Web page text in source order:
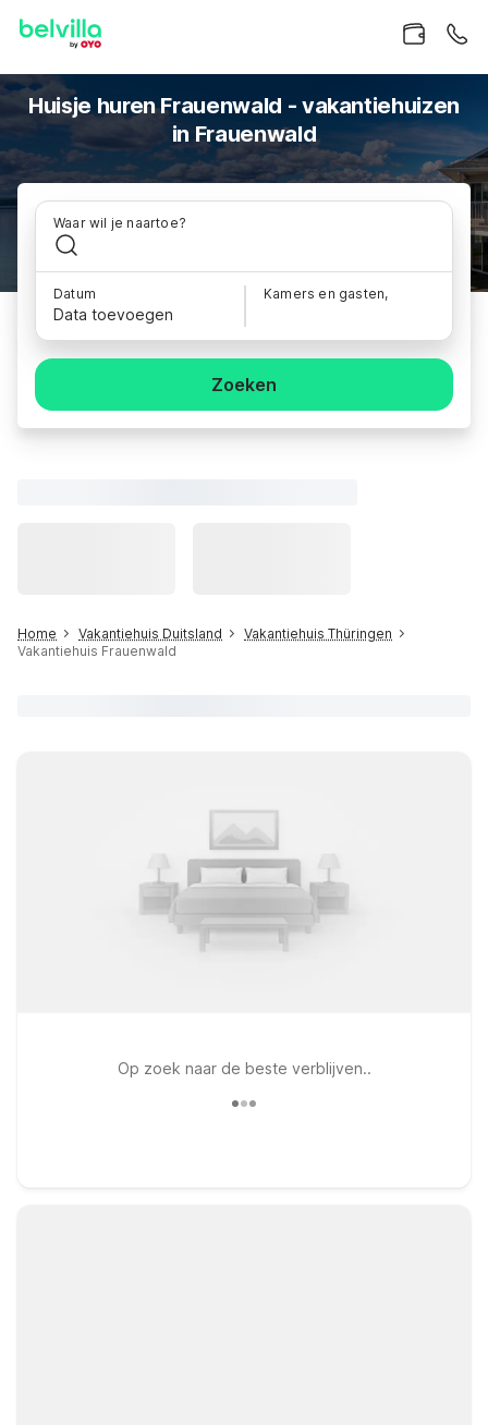
Huisje huren Frauenwald - vakantiehuizen
in Frauenwald
Waar wil je naartoe?
Datum
Data toevoegen
Kamers en gasten,
Zoeken
Home Vakantiehuis Duitsland
Vakantiehuis Thüringen
Vakantiehuis Frauenwald
Op zoek naar de beste verblijven..